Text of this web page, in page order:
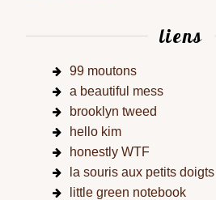
liens
99 moutons
a beautiful mess
brooklyn tweed
hello kim
honestly WTF
la souris aux petits doigts
little green notebook